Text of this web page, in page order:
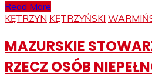
Read More
KĘTRZYN KĘTRZYŃSKI
MAZURSKIE
RZECZ OSÓB